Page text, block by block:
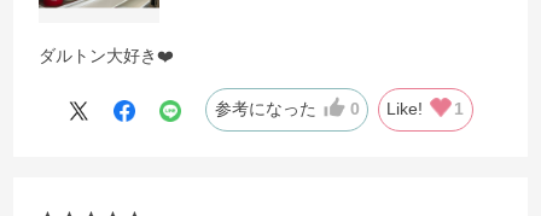
ダルトン大好き❤️
参考になった 0 Like! 1